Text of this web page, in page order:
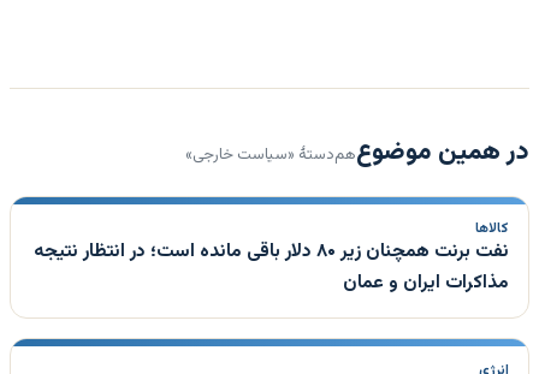
در همین موضوعهم‌دستهٔ «سیاست خارجی»
کالاها
نفت برنت همچنان زیر ۸۰ دلار باقی مانده است؛ در انتظار نتیجه
مذاکرات ایران و عمان